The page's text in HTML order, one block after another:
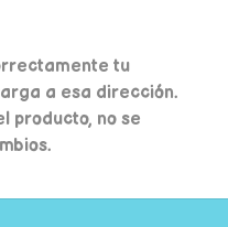
tu
a esa dirección.
producto, no se